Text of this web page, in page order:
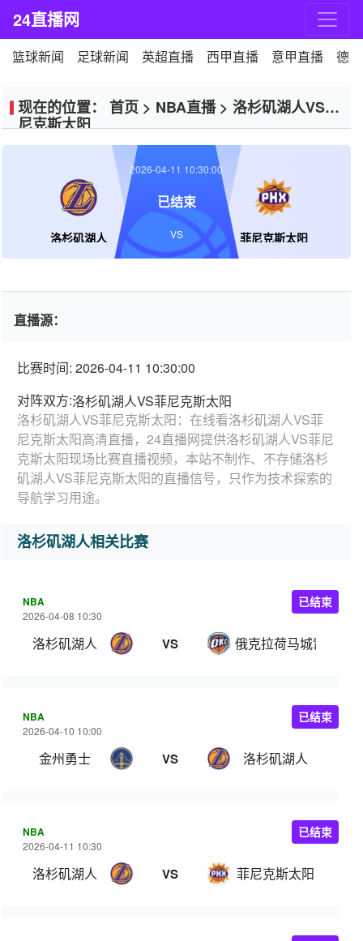
24直播网
篮球新闻 足球新闻 英超直播 西甲直播 意甲直播 德
现在的位置： 首页 > NBA直播> 洛杉矶湖人VS菲
尼克斯太阳
洛杉矶湖人 菲尼克斯太阳
2026-04-11 10:30:00
已结束
VS
直播源：
比赛时间: 2026-04-11 10:30:00
对阵双方:洛杉矶湖人VS菲尼克斯太阳
洛杉矶湖人VS菲尼克斯太阳：在线看洛杉矶湖人VS菲
尼克斯太阳高清直播，24直播网提供洛杉矶湖人VS菲尼
克斯太阳现场比赛直播视频，本站不制作、不存储洛杉
矶湖人VS菲尼克斯太阳的直播信号，只作为技术探索的
导航学习用途。
洛杉矶湖人相关比赛
NBA
2026-04-08 10:30
洛杉矶湖人 VS 俄克拉荷马城雷霆
已结束
NBA
2026-04-10 10:00
金州勇士 VS 洛杉矶湖人
已结束
NBA
2026-04-11 10:30
洛杉矶湖人 VS 菲尼克斯太阳
已结束